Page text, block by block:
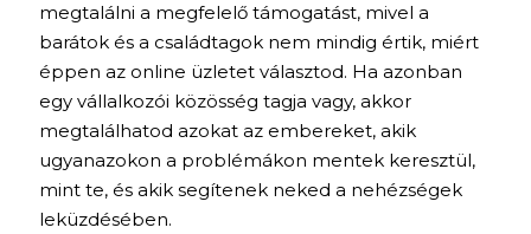
megtalálni a megfelelő támogatást, mivel a
barátok és a családtagok nem mindig értik, miért
éppen az online üzletet választod. Ha azonban
egy vállalkozói közösség tagja vagy, akkor
megtalálhatod azokat az embereket, akik
ugyanazokon a problémákon mentek keresztül,
mint te, és akik segítenek neked a nehézségek
leküzdésében.